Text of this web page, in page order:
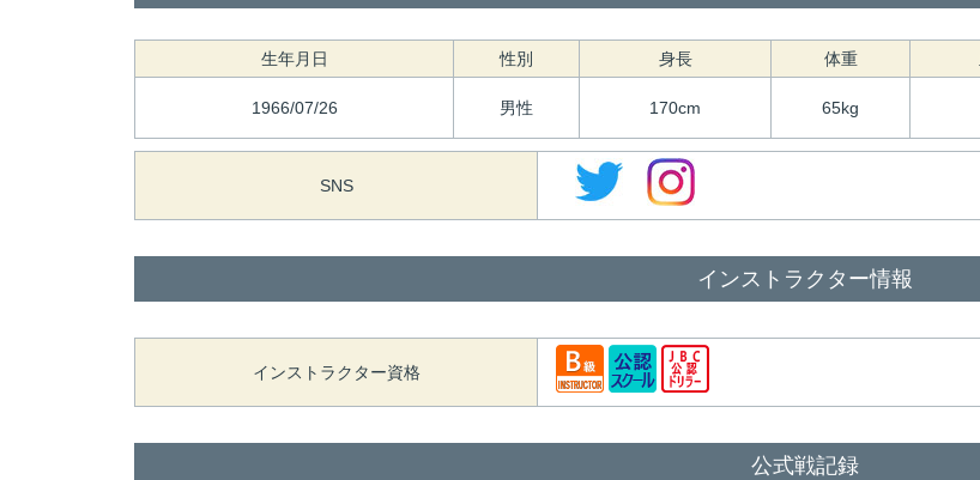
生年月日 性別 身長 体重
1966/07/26 男性 170cm 65kg
SNS
インストラクター情報
インストラクター資格
公式戦記録